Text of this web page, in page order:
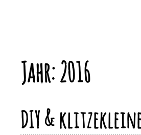
Jahr:2016
DIY &